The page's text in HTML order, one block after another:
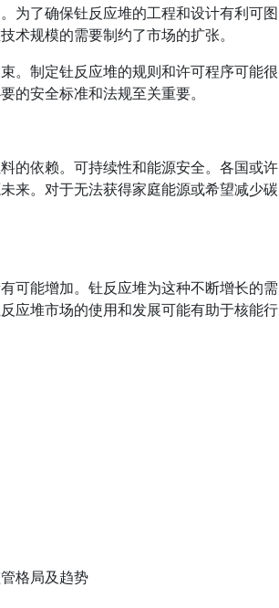
为了确保钍反应堆的工程和设计有利可图
术规模的需要制约了市场的扩张。
。制定钍反应堆的规则和许可程序可能很
的安全标准和法规至关重要。
的依赖。可持续性和能源安全。各国或许
来。对于无法获得家庭能源或希望减少碳
可能增加。钍反应堆为这种不断增长的需
应堆市场的使用和发展可能有助于核能行
格局及趋势